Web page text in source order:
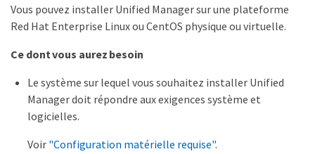
Vous pouvez installer Unified Manager sur une plateforme
Red Hat Enterprise Linux ou CentOS physique ou virtuelle.
Ce dont vous aurez besoin
Le système sur lequel vous souhaitez installer Unified
Manager doit répondre aux exigences système et
logicielles.
Voir "Configuration matérielle requise".